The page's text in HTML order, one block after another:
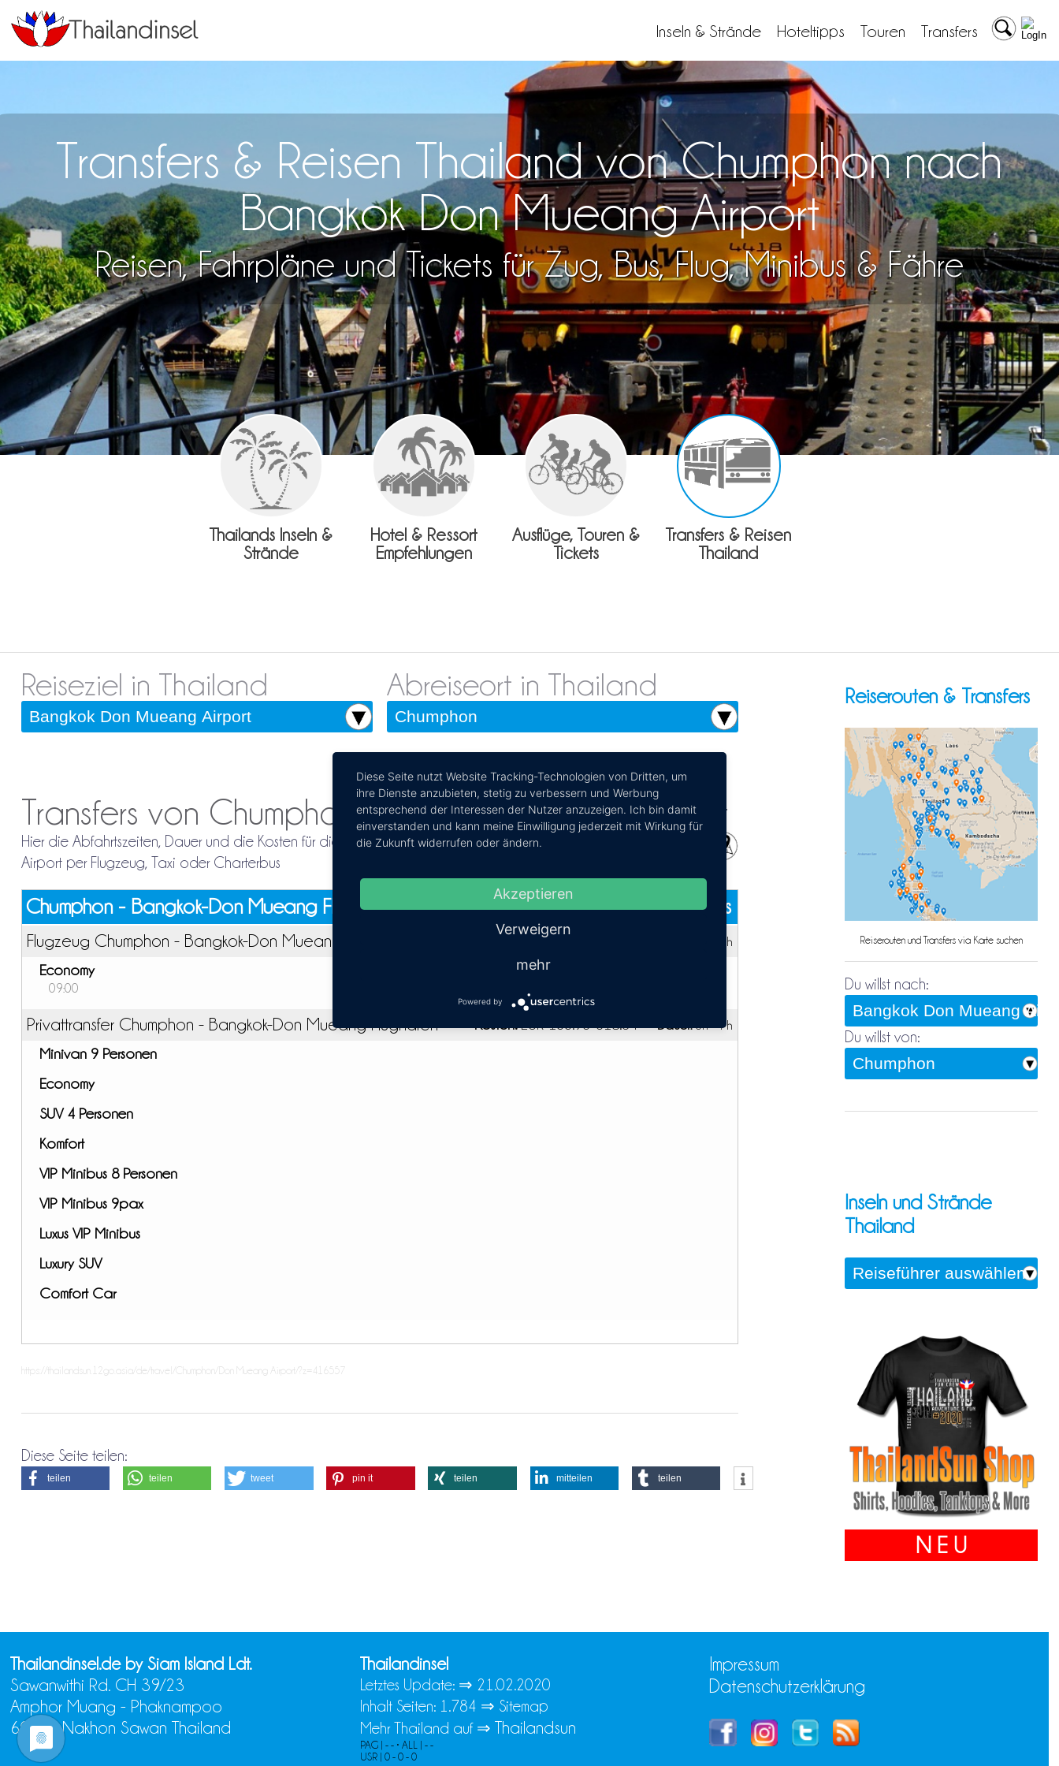
Transfers
Touren
Hoteltipps
Inseln & Strände
Transfers & Reisen Thailand von Chumphon nach
Bangkok Don Mueang Airport
Reisen, Fahrpläne und Tickets für Zug, Bus, Flug, Minibus & Fähre
Thailands Inseln &
Strände
Hotel & Ressort
Empfehlungen
Ausflüge, Touren &
Tickets
Transfers & Reisen
Thailand
Reiseziel in Thailand Abreiseort in Thailand
Transfers von Chumphon nach Don Mueang Airport
Hier die Abfahrtszeiten, Dauer und die Kosten für die Reiseroute von Chumphon nach Bangkok Don Mueang
Airport per Flugzeug, Taxi oder Charterbus
Chumphon - Bangkok-Don Mueang Flughafen Mehr Infos / Tickets
Flugzeug Chumphon - Bangkok-Don Mueang Flughafen Kosten: 1h
Economy
09:00
Privattransfer Chumphon - Bangkok-Don Mueang Flughafen 6h – 7h
Minivan 9 Personen
Economy
SUV 4 Personen
Komfort
VIP Minibus 8 Personen
VIP Minibus 9pax
Luxus VIP Minibus
Luxury SUV
Comfort Car
https://thailandsun.12go.asia/de/travel/Chumphon/Don Mueang Airport/?z=416557
Diese Seite teilen:
teilen teilen tweet pin it teilen mitteilen teilen
Reiserouten & Transfers
Reiserouten und Transfers via Karte suchen
Du willst nach:
Du willst von:
Inseln und Strände
Thailand
N E U
Thailandinsel.de by Siam Island Ldt.
Sawanwithi Rd. CH 39/23
Amphor Muang - Phaknampoo
60000 Nakhon Sawan Thailand
Thailandinsel
Letztes Update: ⇒ 21.02.2020
Inhalt Seiten: 1.784 ⇒ Sitemap
Mehr Thailand auf ⇒ Thailandsun
PAG | - - • ALL | - -
USR | 0 - 0 - 0
Impressum
Datenschutzerklärung
Diese Seite nutzt Website Tracking-Technologien von Dritten, um
ihre Dienste anzubieten, stetig zu verbessern und Werbung
entsprechend der Interessen der Nutzer anzuzeigen. Ich bin damit
einverstanden und kann meine Einwilligung jederzeit mit Wirkung für
die Zukunft widerrufen oder ändern.
Akzeptieren
Verweigern
mehr
Powered by